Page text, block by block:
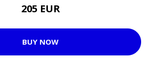
205 EUR
BUY NOW